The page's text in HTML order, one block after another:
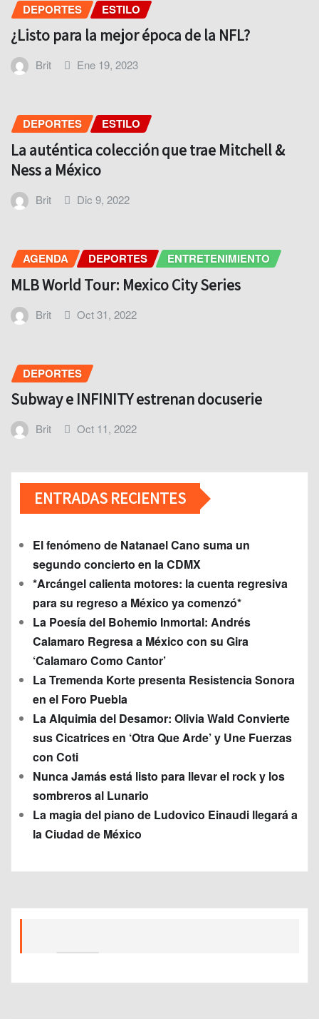
DEPORTES ESTILO
¿Listo para la mejor época de la NFL?
Brit Ene 19, 2023
DEPORTES ESTILO
La auténtica colección que trae Mitchell &
Ness a México
Brit Dic 9, 2022
AGENDA DEPORTES ENTRETENIMIENTO
MLB World Tour: Mexico City Series
Brit Oct 31, 2022
DEPORTES
Subway e INFINITY estrenan docuserie
Brit Oct 11, 2022
ENTRADAS RECIENTES
El fenómeno de Natanael Cano suma un
segundo concierto en la CDMX
*Arcángel calienta motores: la cuenta regresiva
para su regreso a México ya comenzó*
La Poesía del Bohemio Inmortal: Andrés
Calamaro Regresa a México con su Gira
‘Calamaro Como Cantor’
La Tremenda Korte presenta Resistencia Sonora
en el Foro Puebla
La Alquimia del Desamor: Olivia Wald Convierte
sus Cicatrices en ‘Otra Que Arde’ y Une Fuerzas
con Coti
Nunca Jamás está listo para llevar el rock y los
sombreros al Lunario
La magia del piano de Ludovico Einaudi llegará a
la Ciudad de México